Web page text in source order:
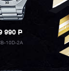
990P
10D-2A